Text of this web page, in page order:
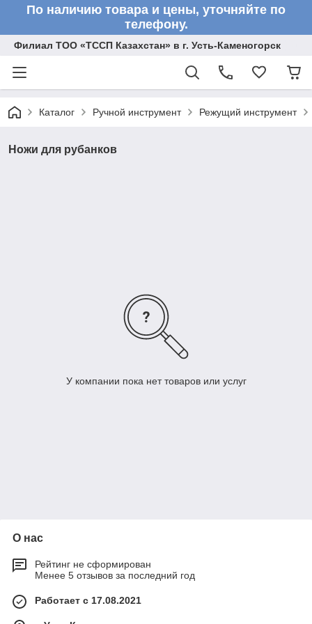
По наличию товара и цены, уточняйте по
телефону.
Филиал ТОО «ТССП Казахстан» в г. Усть-Каменогорск
Каталог Ручной инструмент Режущий инструмент
Ножи для рубанков
У компании пока нет товаров или услуг
О нас
Рейтинг не сформирован
Менее 5 отзывов за последний год
Работает с 17.08.2021